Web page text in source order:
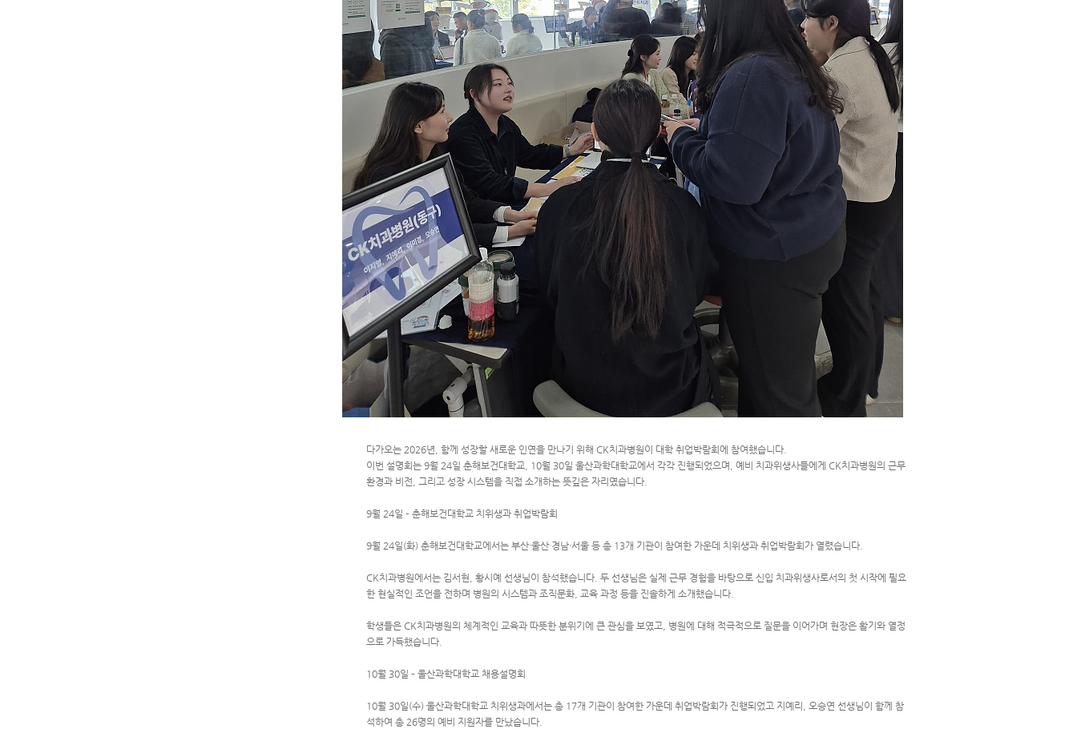
다가오는 2026년, 함께 성장할 새로운 인연을 만나기 위해 CK치과병원이 대학 취업박람회에 참여했습니다.
이번 설명회는 9월 24일 춘해보건대학교, 10월 30일 울산과학대학교에서 각각 진행되었으며, 예비 치과위생사들에게 CK치과병원의 근무
환경과 비전, 그리고 성장 시스템을 직접 소개하는 뜻깊은 자리였습니다.
9월 24일 – 춘해보건대학교 치위생과 취업박람회
9월 24일(화) 춘해보건대학교에서는 부산·울산·경남·서울 등 총 13개 기관이 참여한 가운데 치위생과 취업박람회가 열렸습니다.
CK치과병원에서는 김서현, 황시예 선생님이 참석했습니다. 두 선생님은 실제 근무 경험을 바탕으로 신입 치과위생사로서의 첫 시작에 필요
한 현실적인 조언을 전하며 병원의 시스템과 조직문화, 교육 과정 등을 진솔하게 소개했습니다.
학생들은 CK치과병원의 체계적인 교육과 따뜻한 분위기에 큰 관심을 보였고, 병원에 대해 적극적으로 질문을 이어가며 현장은 활기와 열정
으로 가득했습니다.
10월 30일 – 울산과학대학교 채용설명회
10월 30일(수) 울산과학대학교 치위생과에서는 총 17개 기관이 참여한 가운데 취업박람회가 진행되었고 지예리, 오승연 선생님이 함께 참
석하여 총 26명의 예비 지원자를 만났습니다.